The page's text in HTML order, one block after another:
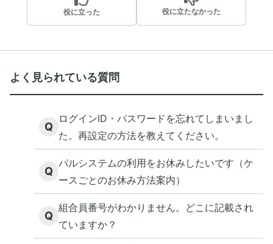
役に立った 役に立たなかった
よく見られている質問
Q
ログインID・パスワードを忘れてしまいまし
た。再設定の方法を教えてください。
Q
パルシステムの利用をお休みしたいです（ケ
ースごとのお休み方法案内）
Q
組合員番号がわかりません。どこに記載され
ていますか？